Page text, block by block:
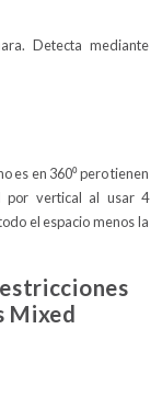
Detecta mediante
es en 360⁰ pero tienen
por vertical al usar 4
el espacio menos la
Mixed